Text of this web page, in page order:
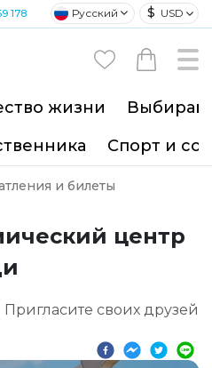
178 Русский $ USD
жизни
Спорт и
и билеты
центр
Пригласите своих друзей